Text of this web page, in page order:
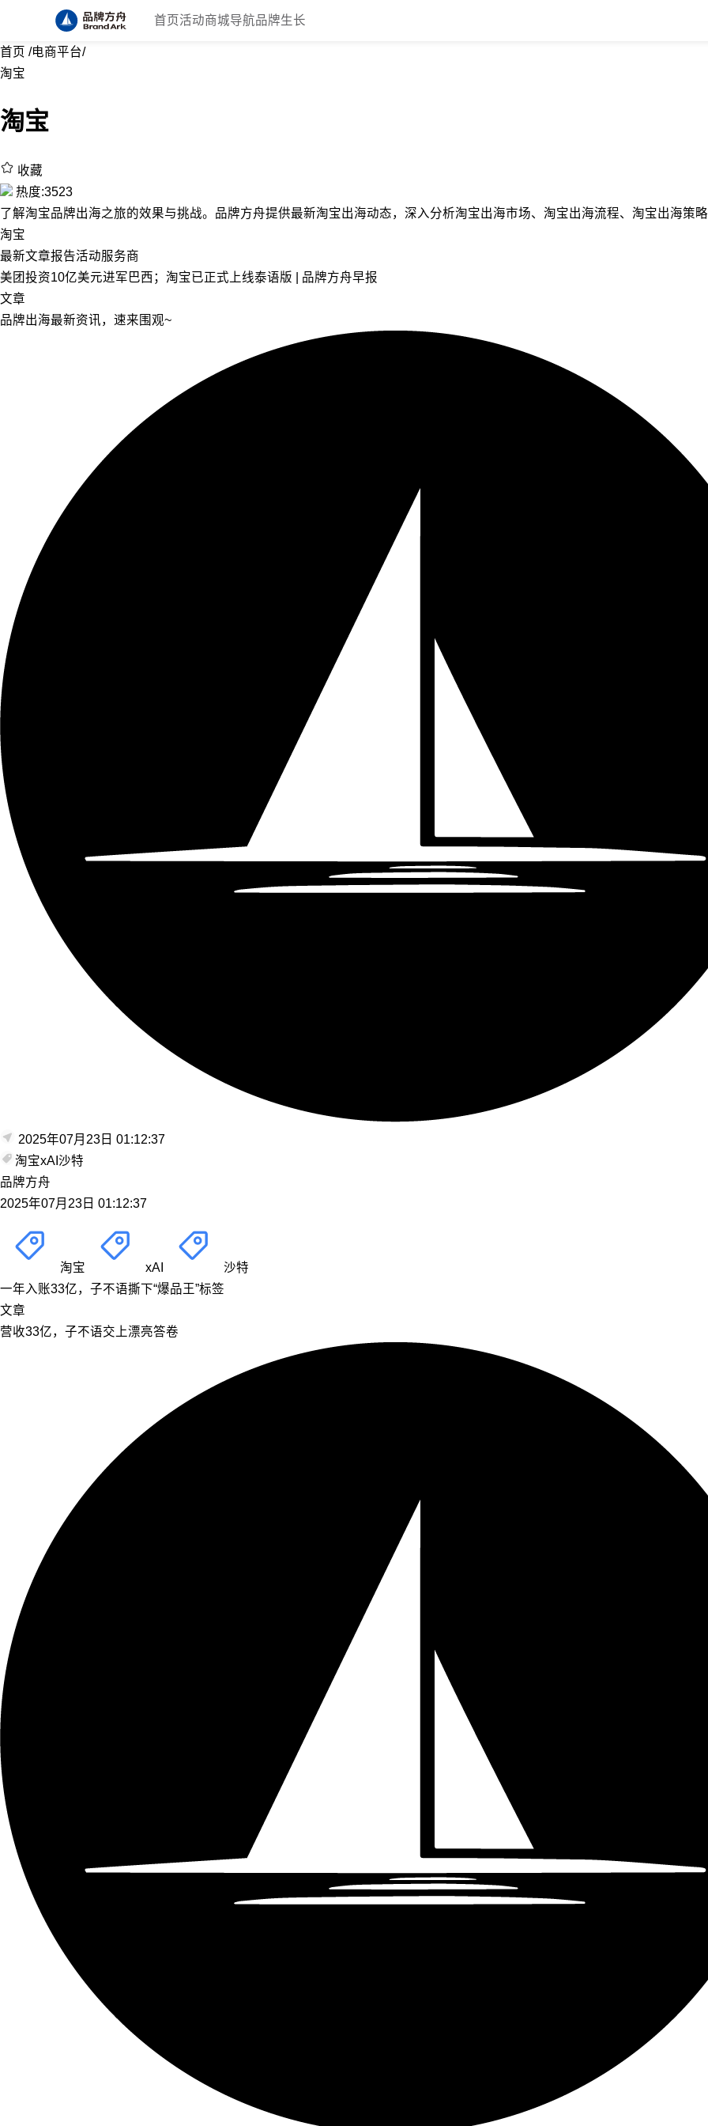
首页 活动商城导航品牌生长
首页 /电商平台/
淘宝
淘宝
收藏
热度:3523
了解淘宝品牌出海之旅的效果与挑战。品牌方舟提供最新淘宝出海动态，深入分析淘宝出海市场、淘宝出海流程、淘宝出海策
淘宝
最新文章报告活动服务商
美团投资10亿美元进军巴西；淘宝已正式上线泰语版 | 品牌方舟早报
文章
品牌出海最新资讯，速来围观~
2025年07月23日 01:12:37
淘宝xAI 沙特
品牌方舟
2025年07月23日 01:12:37
淘宝 xAI
沙特
一年入账33亿，子不语撕下“爆品王”标签
文章
营收33亿，子不语交上漂亮答卷